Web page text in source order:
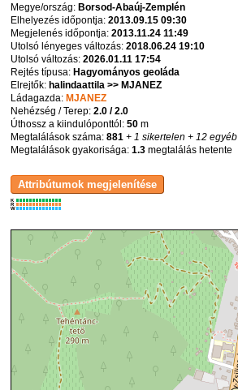
Megye/ország:Borsod-Abaúj-Zemplén
Elhelyezés időpontja:2013.09.15 09:30
Megjelenés időpontja:2013.11.24 11:49
Utolsó lényeges változás:2018.06.24 19:10
Utolsó változás:2026.01.11 17:54
Rejtés típusa:Hagyományos geoláda
Elrejtők:halindaattila >> MJANEZ
Ládagazda:MJANEZ
Nehézség / Terep:2.0 / 2.0
Úthossz a kiindulóponttól:50 m
Megtalálások száma:881 + 1 sikertelen + 12 egyéb
Megtalálások gyakorisága:1.3 megtalálás hetente
K
R
W